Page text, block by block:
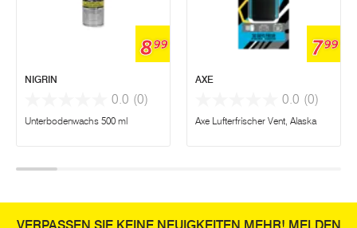
899
NIGRIN
0.0 (0)
Unterbodenwachs 500 ml
799
AXE
0.0 (0)
Axe Lufterfrischer Vent, Alaska
VERPASSEN SIE KEINE NEUIGKEITEN MEHR! MELDEN